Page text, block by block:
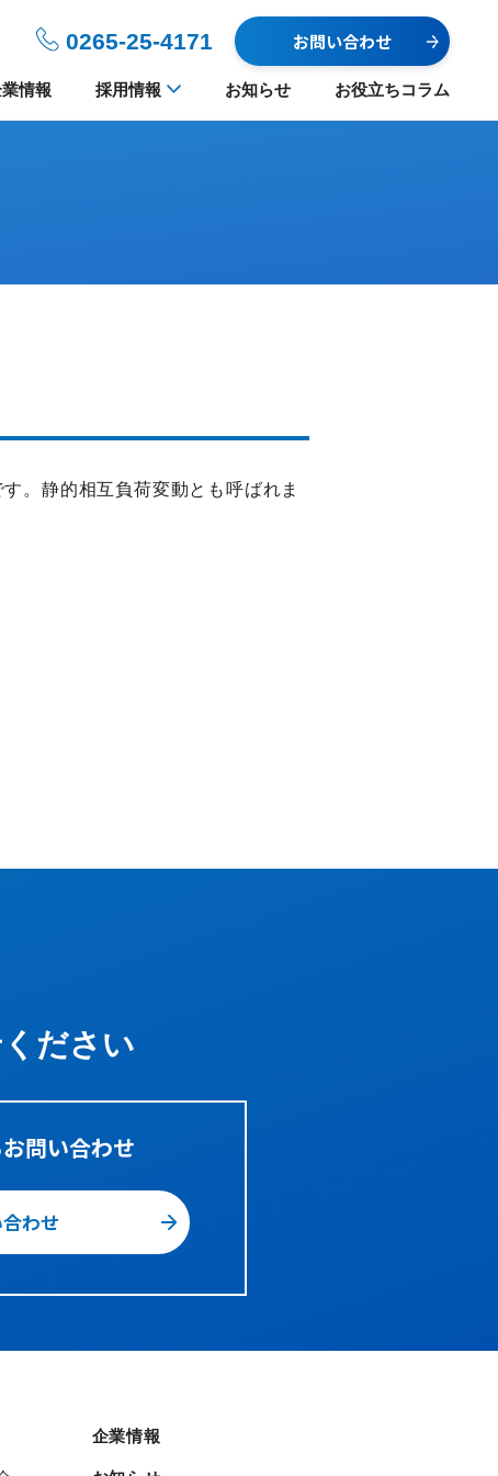
0265-25-4171 お問い合わせ
情報 採用情報 お知らせ お役立ちコラム
。静的相互負荷変動とも呼ばれま
ださい
問い合わせ
わせ
企業情報